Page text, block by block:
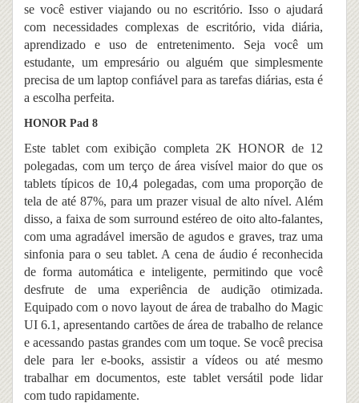
se você estiver viajando ou no escritório. Isso o ajudará
com necessidades complexas de escritório, vida diária,
aprendizado e uso de entretenimento. Seja você um
estudante, um empresário ou alguém que simplesmente
precisa de um laptop confiável para as tarefas diárias, esta é
a escolha perfeita.
HONOR Pad 8
Este tablet com exibição completa 2K HONOR de 12
polegadas, com um terço de área visível maior do que os
tablets típicos de 10,4 polegadas, com uma proporção de
tela de até 87%, para um prazer visual de alto nível. Além
disso, a faixa de som surround estéreo de oito alto-falantes,
com uma agradável imersão de agudos e graves, traz uma
sinfonia para o seu tablet. A cena de áudio é reconhecida
de forma automática e inteligente, permitindo que você
desfrute de uma experiência de audição otimizada.
Equipado com o novo layout de área de trabalho do Magic
UI 6.1, apresentando cartões de área de trabalho de relance
e acessando pastas grandes com um toque. Se você precisa
dele para ler e-books, assistir a vídeos ou até mesmo
trabalhar em documentos, este tablet versátil pode lidar
com tudo rapidamente.